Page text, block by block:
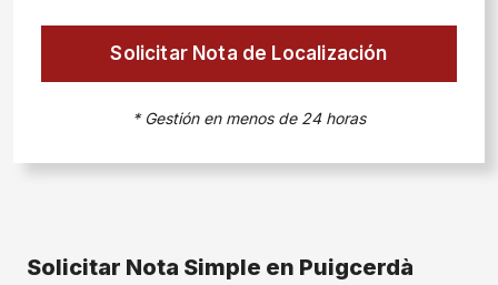
Solicitar Nota de Localización
* Gestión en menos de 24 horas
Solicitar Nota Simple en Puigcerdà